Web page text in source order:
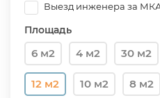
Выезд инженера за
Площадь
6 м2 4 м2 30 м2
12 м2 10 м2 8 м2